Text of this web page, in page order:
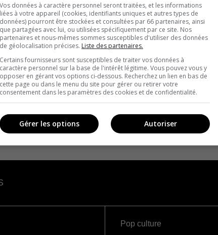
Pop culture
Vos données à caractère personnel seront traitées, et les informations
liées à votre appareil (cookies, identifiants uniques et autres types de
données) pourront être stockées et consultées par 66 partenaires, ainsi
que partagées avec lui, ou utilisées spécifiquement par ce site. Nos
partenaires et nous-mêmes sommes susceptibles d'utiliser des données
de géolocalisation précises. Liste des partenaires.
Certains fournisseurs sont susceptibles de traiter vos données à
caractère personnel sur la base de l'intérêt légitime. Vous pouvez vous y
opposer en gérant vos options ci-dessous. Recherchez un lien en bas de
cette page ou dans le menu du site pour gérer ou retirer votre
consentement dans les paramètres des cookies et de confidentialité.
Autoriser
Gérer les options